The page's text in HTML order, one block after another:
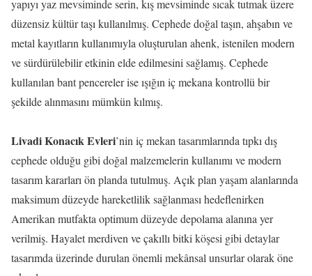
yapıyı yaz mevsiminde serin, kış mevsiminde sıcak tutmak üzere
düzensiz kültür taşı kullanılmış. Cephede doğal taşın, ahşabın ve
metal kayıtların kullanımıyla oluşturulan ahenk, istenilen modern
ve sürdürülebilir etkinin elde edilmesini sağlamış. Cephede
kullanılan bant pencereler ise ışığın iç mekana kontrollü bir
şekilde alınmasını mümkün kılmış.
Livadi Konacık Evleri’nin iç mekan tasarımlarında tıpkı dış
cephede olduğu gibi doğal malzemelerin kullanımı ve modern
tasarım kararları ön planda tutulmuş. Açık plan yaşam alanlarında
maksimum düzeyde hareketlilik sağlanması hedeflenirken
Amerikan mutfakta optimum düzeyde depolama alanına yer
verilmiş. Hayalet merdiven ve çakıllı bitki köşesi gibi detaylar
tasarımda üzerinde durulan önemli mekânsal unsurlar olarak öne